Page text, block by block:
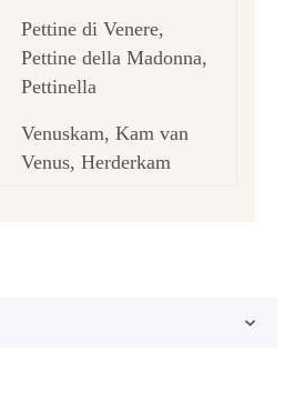
Pettine di Venere,
Pettine della Madonna,
Pettinella
Venuskam, Kam van
Venus, Herderkam